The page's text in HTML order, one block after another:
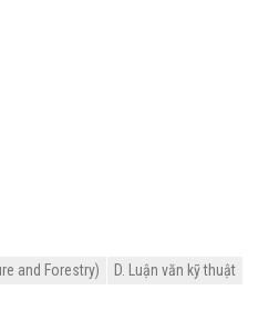
and Forestry) D. Luận văn kỹ thuật